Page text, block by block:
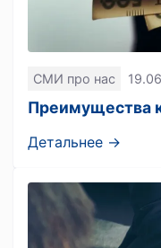
СМИ про нас
Преимущества
Детальнее →